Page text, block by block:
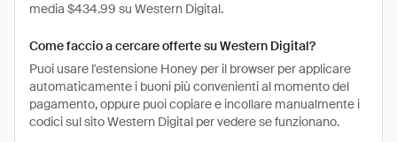
media $434.99 su Western Digital.
Come faccio a cercare offerte su Western Digital?
Puoi usare l'estensione Honey per il browser per applicare
automaticamente i buoni più convenienti al momento del
pagamento, oppure puoi copiare e incollare manualmente i
codici sul sito Western Digital per vedere se funzionano.